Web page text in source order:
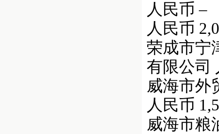
人民币 –
人民币
荣成市宁
有限公司
威海市外
人民币
威海市粮